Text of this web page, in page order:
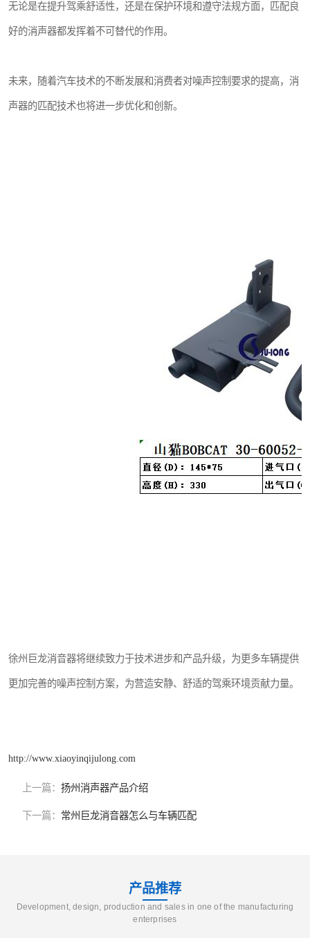
无论是在提升驾乘舒适性，还是在保护环境和遵守法规方面，匹配良
好的消声器都发挥着不可替代的作用。
未来，随着汽车技术的不断发展和消费者对噪声控制要求的提高，消
声器的匹配技术也将进一步优化和创新。
徐州巨龙消音器将继续致力于技术进步和产品升级，为更多车辆提供
更加完善的噪声控制方案，为营造安静、舒适的驾乘环境贡献力量。
http://www.xiaoyinqijulong.com
上一篇： 扬州消声器产品介绍
下一篇： 常州巨龙消音器怎么与车辆匹配
产品推荐
Development, design, production and sales in one of the manufacturing
enterprises